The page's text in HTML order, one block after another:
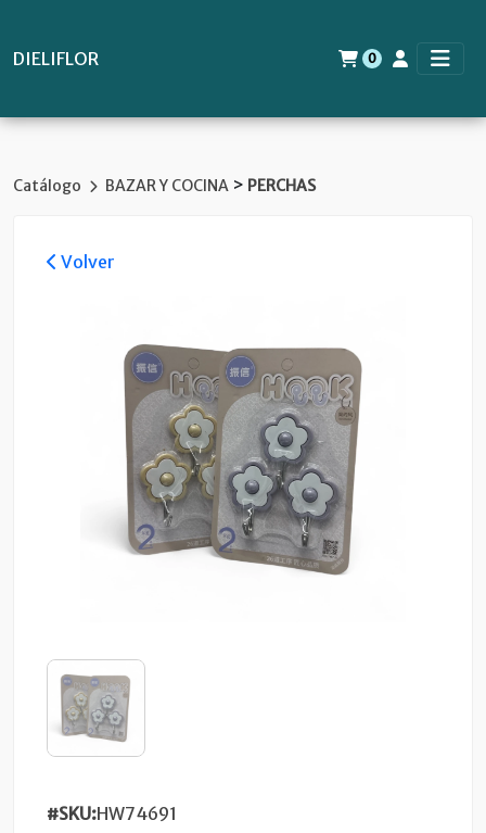
DIELIFLOR 0
Catálogo BAZAR Y COCINA > PERCHAS
Volver
#SKU:HW74691